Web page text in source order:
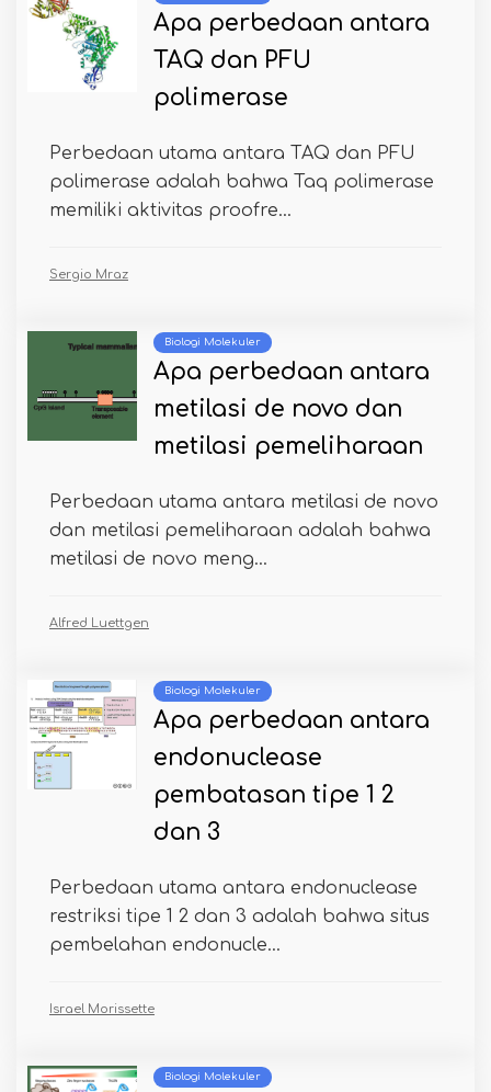
Apa perbedaan antara
TAQ dan PFU
polimerase
Perbedaan utama antara TAQ dan PFU
polimerase adalah bahwa Taq polimerase
memiliki aktivitas proofre...
Sergio Mraz
Biologi Molekuler
Apa perbedaan antara
metilasi de novo dan
metilasi pemeliharaan
Perbedaan utama antara metilasi de novo
dan metilasi pemeliharaan adalah bahwa
metilasi de novo meng...
Alfred Luettgen
Biologi Molekuler
Apa perbedaan antara
endonuclease
pembatasan tipe 1 2
dan 3
Perbedaan utama antara endonuclease
restriksi tipe 1 2 dan 3 adalah bahwa situs
pembelahan endonucle...
Israel Morissette
Biologi Molekuler